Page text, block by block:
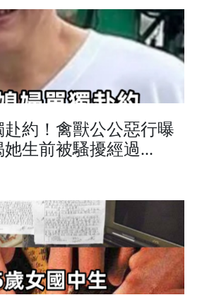
約！禽獸公公惡行曝
生前被騷擾經過...